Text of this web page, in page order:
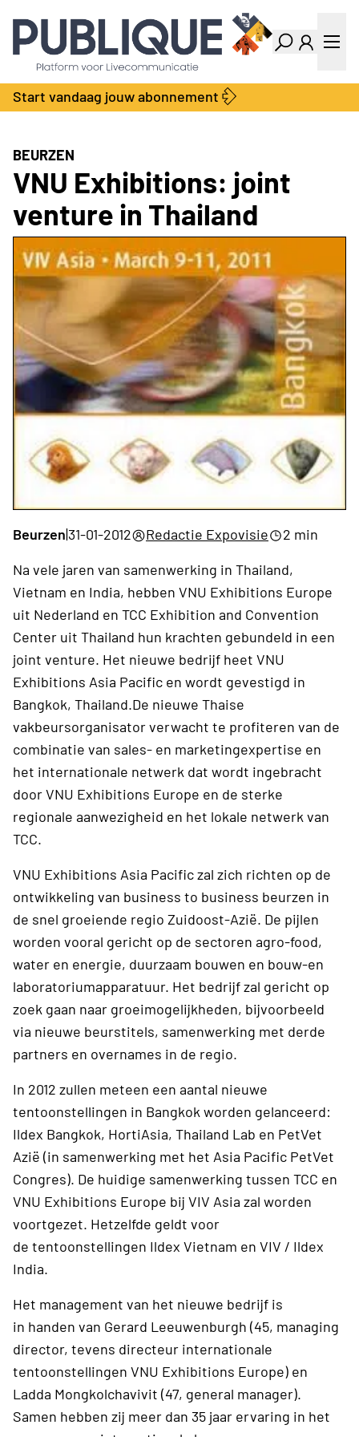
Industry Dashboard
Vacatures
Kalender
Producten
Bedrijvengids
Locatie Finder
Contact
Over ons
Adverteren
Abonnementen
Start vandaag jouw abonnement
BEURZEN
VNU Exhibitions: joint
venture in Thailand
Beurzen|31-01-2012 Redactie Expovisie
2 min
Na vele jaren van samenwerking in Thailand,
Vietnam en India, hebben VNU Exhibitions Europe
uit Nederland en TCC Exhibition and Convention
Center uit Thailand hun krachten gebundeld in een
joint venture. Het nieuwe bedrijf heet VNU
Exhibitions Asia Pacific en wordt gevestigd in
Bangkok, Thailand.De nieuwe Thaise
vakbeursorganisator verwacht te profiteren van de
combinatie van sales- en marketingexpertise en
het internationale netwerk dat wordt ingebracht
door VNU Exhibitions Europe en de sterke
regionale aanwezigheid en het lokale netwerk van
TCC.
VNU Exhibitions Asia Pacific zal zich richten op de
ontwikkeling van business to business beurzen in
de snel groeiende regio Zuidoost-Azië. De pijlen
worden vooral gericht op de sectoren agro-food,
water en energie, duurzaam bouwen en bouw-en
laboratoriumapparatuur. Het bedrijf zal gericht op
zoek gaan naar groeimogelijkheden, bijvoorbeeld
via nieuwe beurstitels, samenwerking met derde
partners en overnames in de regio.
In 2012 zullen meteen een aantal nieuwe
tentoonstellingen in Bangkok worden gelanceerd:
Ildex Bangkok, HortiAsia, Thailand Lab en PetVet
Azië (in samenwerking met het Asia Pacific PetVet
Congres). De huidige samenwerking tussen TCC en
VNU Exhibitions Europe bij VIV Asia zal worden
voortgezet. Hetzelfde geldt voor
de tentoonstellingen Ildex Vietnam en VIV / Ildex
India.
Het management van het nieuwe bedrijf is
in handen van Gerard Leeuwenburgh (45, managing
director, tevens directeur internationale
tentoonstellingen VNU Exhibitions Europe) en
Ladda Mongkolchavivit (47, general manager).
Samen hebben zij meer dan 35 jaar ervaring in het